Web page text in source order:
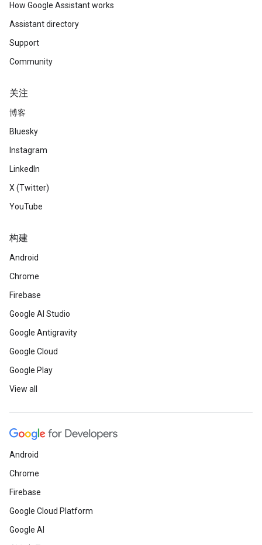
How Google Assistant works
Assistant directory
Support
Community
关注
博客
Bluesky
Instagram
LinkedIn
X (Twitter)
YouTube
构建
Android
Chrome
Firebase
Google AI Studio
Google Antigravity
Google Cloud
Google Play
View all
Android
Chrome
Firebase
Google Cloud Platform
Google AI